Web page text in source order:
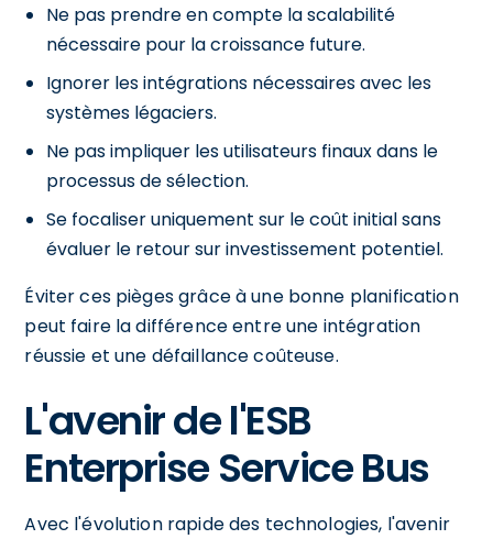
Ne pas prendre en compte la scalabilité
nécessaire pour la croissance future.
Ignorer les intégrations nécessaires avec les
systèmes légaciers.
Ne pas impliquer les utilisateurs finaux dans le
processus de sélection.
Se focaliser uniquement sur le coût initial sans
évaluer le retour sur investissement potentiel.
Éviter ces pièges grâce à une bonne planification
peut faire la différence entre une intégration
réussie et une défaillance coûteuse.
L'avenir de l'ESB
Enterprise Service Bus
Avec l'évolution rapide des technologies, l'avenir